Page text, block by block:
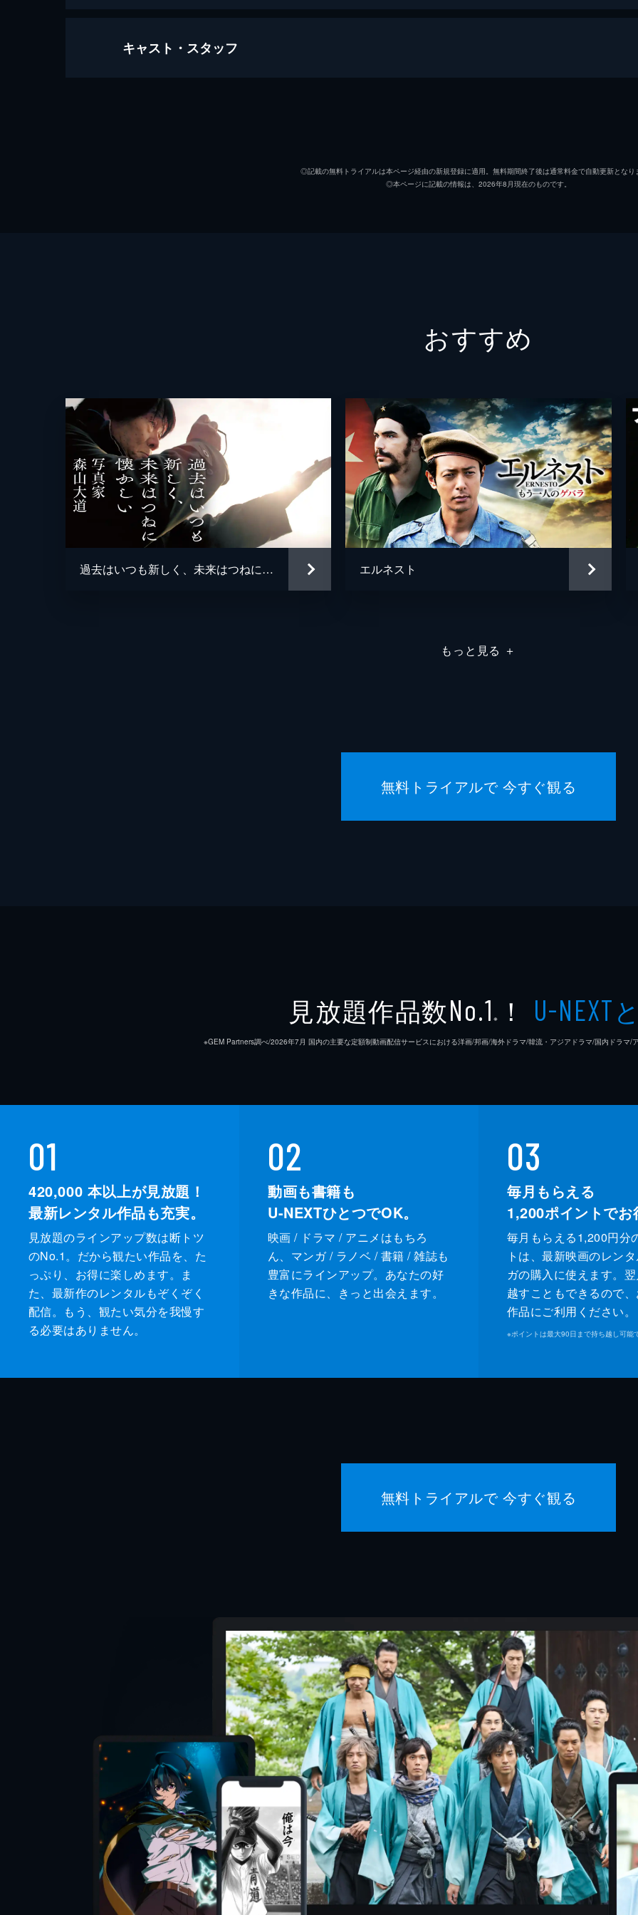
名付けようのない踊り
キャスト・スタッフ
中村達也
犬童一心
音楽 上野耕路
◎記載の無料トライアルは本ページ経由の新規登録に適用。無料期間終了後は通常料金で自動更新となり
◎本ページに記載の情報は、2026年8月現在のものです。
おすすめ
過去はいつも新しく、未来はつねに懐かしい 写真家 森山大道 エルネスト
もっと見る ＋
無料トライアルで 今すぐ観る
見放題作品数No.1 ※ ！ U-NEXT
※GEM Partners調べ/2026年7⽉ 国内の主要な定額制動画配信サービスにおける洋画/邦画/海外ドラマ/韓流・アジアドラマ/国内ドラマ/
01
420,000 本以上が見放題！
最新レンタル作品も充実。
見放題のラインアップ数は断トツ
のNo.1。だから観たい作品を、た
っぷり、お得に楽しめます。ま
た、最新作のレンタルもぞくぞく
配信。もう、観たい気分を我慢す
る必要はありません。
02
動画も書籍も
U-NEXTひとつでOK。
映画 / ドラマ / アニメはもちろ
ん、マンガ / ラノベ / 書籍 / 雑誌も
豊富にラインアップ。あなたの好
きな作品に、きっと出会えます。
03
毎月もらえる
1,200ポイントでお
毎月もらえる1,200円分
トは、最新映画のレン
ガの購入に使えます。
越すこともできるので
作品にご利用ください。
※ポイントは最大90日まで持ち越し可能
無料トライアルで 今すぐ観る